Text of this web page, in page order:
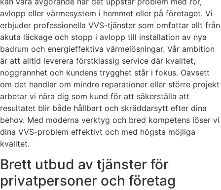
avlopp eller värmesystem i hemmet eller på företaget. Vi
erbjuder professionella VVS-tjänster som omfattar allt från
akuta läckage och stopp i avlopp till installation av nya
badrum och energieffektiva värmelösningar. Vår ambition
är att alltid leverera förstklassig service där kvalitet,
noggrannhet och kundens trygghet står i fokus. Oavsett
om det handlar om mindre reparationer eller större projekt
arbetar vi nära dig som kund för att säkerställa att
resultatet blir både hållbart och skräddarsytt efter dina
behov. Med moderna verktyg och bred kompetens löser vi
dina VVS-problem effektivt och med högsta möjliga
kvalitet.
Brett utbud av tjänster för
privatpersoner och företag